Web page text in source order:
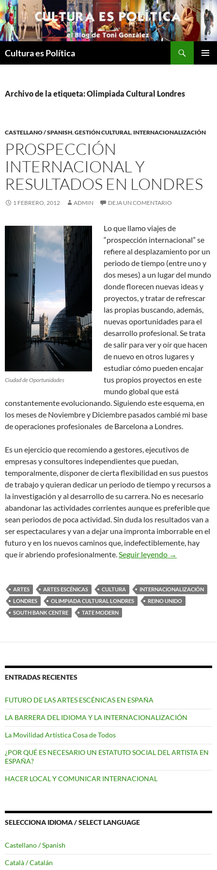
Saltar
al
contenido
Cultura es Política
Archivo de la etiqueta: Olimpiada Cultural Londres
CASTELLANO / SPANISH,GESTIÓN CULTURAL, INTERNACIONALIZACIÓN
PROSPECCIÓN
INTERNACIONAL Y
RESULTADOS EN LONDRES
1 FEBRERO, 2012 ADMIN DEJA UN COMENTARIO
Ciudad de Oportunidades
Lo que llamo viajes de
“prospección internacional” se
refiere al desplazamiento por un
periodo de tiempo (entre uno y
dos meses) a un lugar del mundo
donde florecen nuevas ideas y
proyectos, y tratar de refrescar
las propias buscando, además,
nuevas oportunidades para el
desarrollo profesional. Se trata
de salir para ver y oír que hacen
de nuevo en otros lugares y
estudiar cómo pueden encajar
tus propios proyectos en este
mundo global que está
constantemente evolucionando. Siguiendo este esquema, en
los meses de Noviembre y Diciembre pasados cambié mi base
de operaciones profesionales de Barcelona a Londres.
Es un ejercicio que recomiendo a gestores, ejecutivos de
empresas y consultores independientes que puedan,
temporalmente, disponer de cierta flexibilidad en sus puestos
de trabajo y quieran dedicar un periodo de tiempo y recursos a
la investigación y al desarrollo de su carrera. No es necesario
abandonar las actividades corrientes aunque es preferible que
sean periodos de poca actividad. Sin duda los resultados van a
ser espectaculares y van a dejar una impronta imborrable en el
futuro y en los nuevos caminos que, indefectiblemente, hay
que ir abriendo profesionalmente.Seguir leyendo Prospección
→
ARTES ARTES ESCÉNICAS CULTURA
INTERNACIONALIZACIÓN
LONDRES
OLIMPIADA CULTURAL LONDRES
REINO UNIDO
SOUTH BANK CENTRE
TATE MODERN
ENTRADAS RECIENTES
FUTURO DE LAS ARTES ESCÉNICAS EN ESPAÑA
LA BARRERA DEL IDIOMA Y LA INTERNACIONALIZACIÓN
La Movilidad Artística Cosa de Todos
¿POR QUÉ ES NECESARIO UN ESTATUTO SOCIAL DEL ARTISTA EN
ESPAÑA?
HACER LOCAL Y COMUNICAR INTERNACIONAL
SELECCIONA IDIOMA / SELECT LANGUAGE
Castellano / Spanish
Català / Catalán